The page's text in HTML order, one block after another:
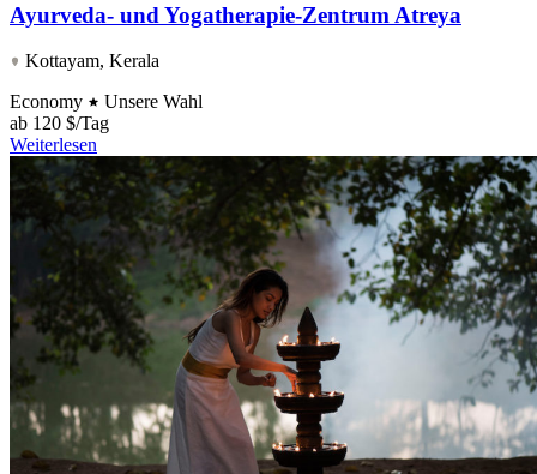
Ayurveda- und Yogatherapie-Zentrum Atreya
Kottayam, Kerala
Economy
Unsere Wahl
ab 120 $/Tag
Weiterlesen